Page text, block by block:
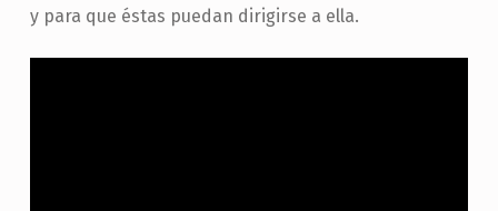
y para que éstas puedan dirigirse a ella.